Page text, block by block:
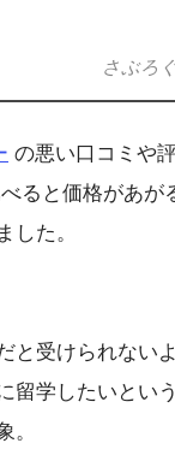
さぶろ
の悪い口コミや
ると価格があが
した。
と受けられない
留学したいとい
。